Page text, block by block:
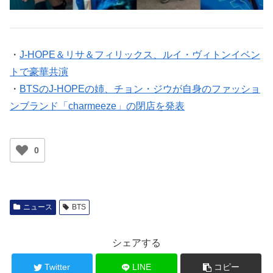
・ J-HOPE＆リサ＆フィリックス、ルイ・ヴィトンイベン
トで豪華共演
・ BTSのJ-HOPEの姉、チョン・ジウが自身のファッショ
ンブランド「charmeeze」の閉店を発表
0
ニュース BTS
シェアする
Twitter LINE コピー